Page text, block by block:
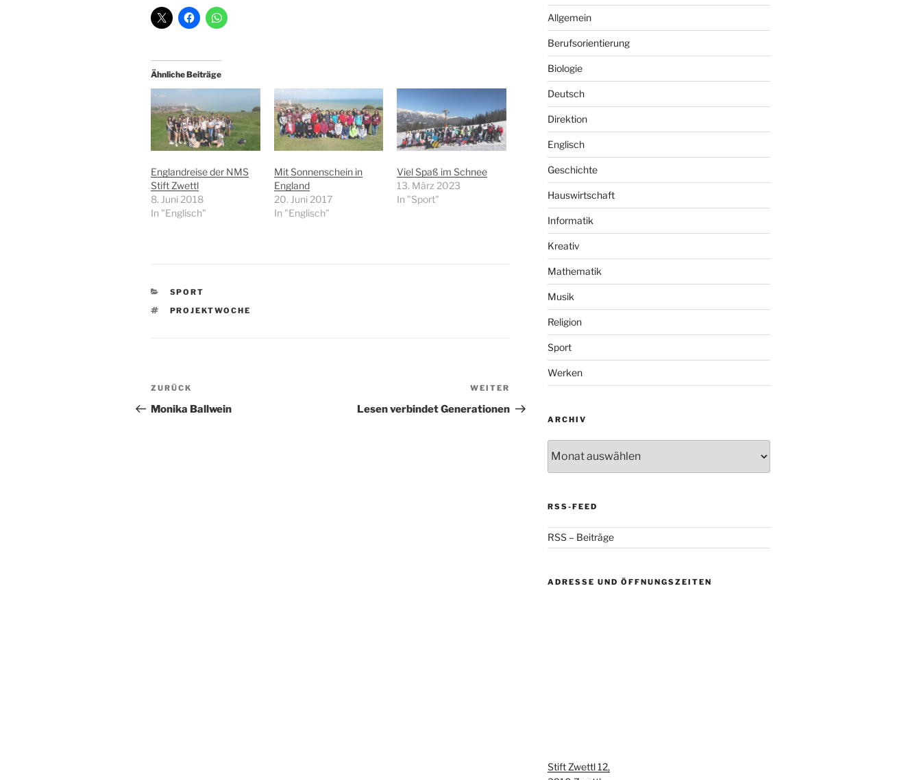
Ähnliche Beiträge
Englandreise der NMS
Stift Zwettl
8. Juni 2018
In "Englisch"
Mit Sonnenschein in
England
20. Juni 2017
In "Englisch"
Viel Spaß im Schnee
13. März 2023
In "Sport"
KATEGORIEN
SPORT
SCHLAGWÖRTER
PROJEKTWOCHE
Beitragsnavigation
Vorheriger
Beitrag
ZURÜCK
Monika Ballwein
Nächster
Beitrag
WEITER
Lesen verbindet Generationen
Allgemein
Berufsorientierung
Biologie
Deutsch
Direktion
Englisch
Geschichte
Hauswirtschaft
Informatik
Kreativ
Mathematik
Musik
Religion
Sport
Werken
ARCHIV
RSS-FEED
RSS – Beiträge
ADRESSE UND ÖFFNUNGSZEITEN
Stift Zwettl 12,